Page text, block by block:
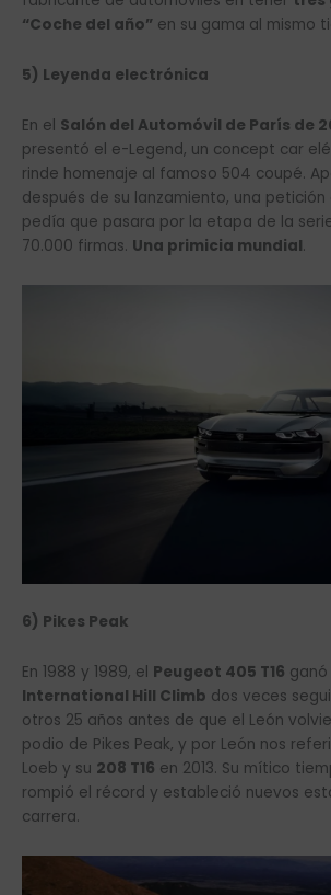
“Coche del año” en su gama al mismo
5) Leyenda electrónica
En el Salón del Automóvil de París de
presentó el e-Legend, un concept car
rinde homenaje al famoso 504 coupé.
después de su lanzamiento, una petición
pedía que pasara por la etapa de la
70.000 firmas. Una primicia mundial.
6) Pikes Peak
En 1988 y 1989, el Peugeot 405 T16 ganó
International Hill Climb dos veces
otros 25 años antes de que el León
podio de Pikes Peak, y por León nos
Loeb y su 208 T16 en 2013. Su mítico
rompió el récord y estableció nuevos
carrera.